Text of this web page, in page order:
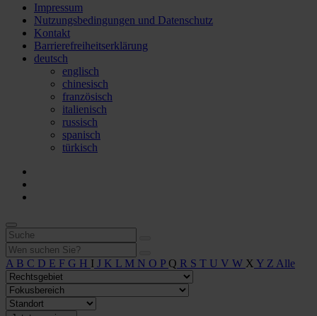
Impressum
Nutzungsbedingungen und Datenschutz
Kontakt
Barrierefreiheitserklärung
deutsch
englisch
chinesisch
französisch
italienisch
russisch
spanisch
türkisch
A B C D E F G H I J K L M N O P Q R S T U V W X Y Z Alle